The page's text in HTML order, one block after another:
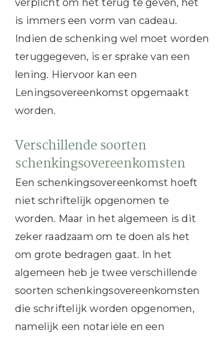
is immers een vorm van cadeau.
Indien de schenking wel moet worden
teruggegeven, is er sprake van een
lening. Hiervoor kan een
Leningsovereenkomst opgemaakt
worden.
Verschillende soorten
schenkingsovereenkomsten
Een schenkingsovereenkomst hoeft
niet schriftelijk opgenomen te
worden. Maar in het algemeen is dit
zeker raadzaam om te doen als het
om grote bedragen gaat. In het
algemeen heb je twee verschillende
soorten schenkingsovereenkomsten
die schriftelijk worden opgenomen,
namelijk een notariële en een